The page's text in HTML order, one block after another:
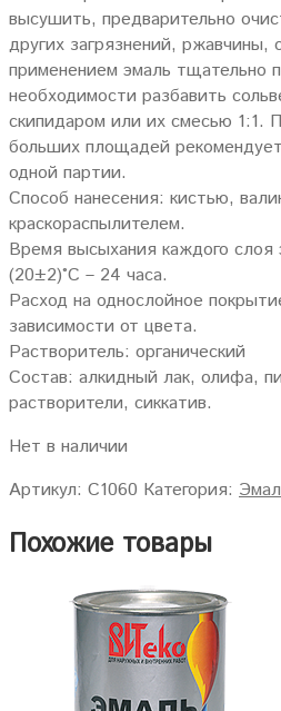
высушить, предварительно
других загрязнений, ржавчины,
применением эмаль тщательно
необходимости разбавить
скипидаром или их смесью 1:1.
больших площадей
одной партии.
Способ нанесения: кистью,
краскораспылителем.
Время высыхания каждого слоя
(20±2)°С – 24 часа.
Расход на однослойное
зависимости от цвета.
Растворитель: органический
Состав: алкидный лак, олифа,
растворители, сиккатив.
Нет в наличии
Артикул: С1060 Категория:
Похожие товары